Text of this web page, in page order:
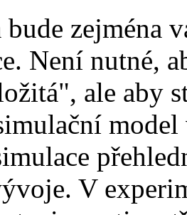
bude zejména
Není nutné,
ale aby
V